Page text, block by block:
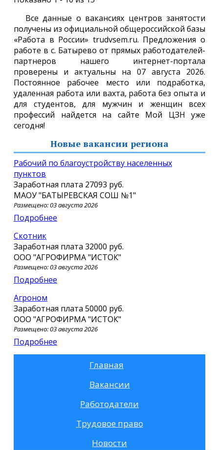
Все данные о вакансиях центров занятости
получены из официальной общероссийской базы
«Работа в России» trudvsem.ru. Предложения о
работе в с. Батырево от прямых работодателей-
партнеров нашего интернет-портала
проверены и актуальны на 07 августа 2026.
Постоянное рабочее место или подработка,
удаленная работа или вахта, работа без опыта и
для студентов, для мужчин и женщин всех
профессий найдется на сайте Мой ЦЗН уже
сегодня!
Новые вакансии региона
Рабочий по благоустройству населенных
пунктов
Заработная плата 27093 руб.
МАОУ "БАТЫРЕВСКАЯ СОШ №1"
Размещено: 03 августа 2026
Подробнее
скотник
Заработная плата 32000 руб.
ООО "АГРОФИРМА "ИСТОК"
Размещено: 03 августа 2026
Подробнее
Агроном
Заработная плата 50000 руб.
ООО "АГРОФИРМА "ИСТОК"
Размещено: 03 августа 2026
Подробнее
Главная
Вакансии
Работодатели
Трудовое право
Новости